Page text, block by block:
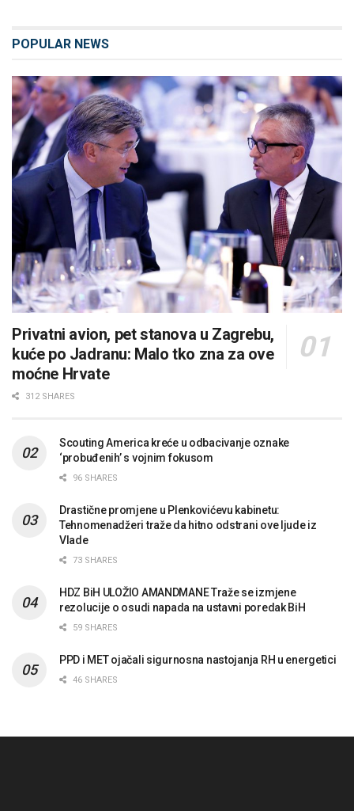
POPULAR NEWS
Privatni avion, pet stanova u Zagrebu,
kuće po Jadranu: Malo tko zna za ove
moćne Hrvate
312 SHARES
Scouting America kreće u odbacivanje oznake
‘probuđenih’ s vojnim fokusom
96 SHARES
Drastične promjene u Plenkovićevu kabinetu:
Tehnomenadžeri traže da hitno odstrani ove ljude iz
Vlade
73 SHARES
HDZ BiH ULOŽIO AMANDMANE Traže se izmjene
rezolucije o osudi napada na ustavni poredak BiH
59 SHARES
PPD i MET ojačali sigurnosna nastojanja RH u energetici
46 SHARES